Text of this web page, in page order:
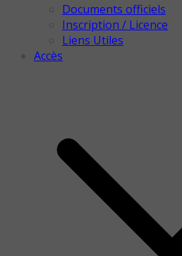
Documents officiels
Inscription / Licence
Liens Utiles
Accès